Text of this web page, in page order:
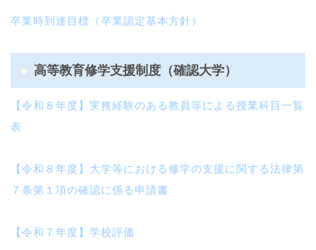
卒業時到達目標（卒業認定基本方針）
高等教育修学支援制度（確認大学）
【令和 ８ 年度】実務経験のある教員等による授業科目一覧
表
【令和８年度】大学等における修学の支援に関する法律第
７条第１項の確認に係る申請書
【令和７年度】学校評価